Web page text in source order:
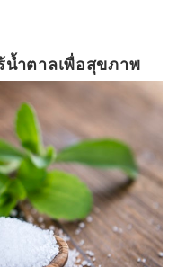
น้ำตาลเพื่อสุขภาพ